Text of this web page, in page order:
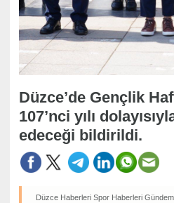
Düzce’de Gençlik
107’nci yılı
edeceği bildirildi.
Düzce Haberleri Spor Haberleri